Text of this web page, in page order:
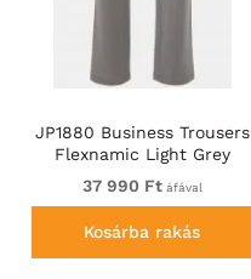
JP1880 Business Trousers
Flexnamic Light Grey
37 990 Ftáfával
Kosárba rakás